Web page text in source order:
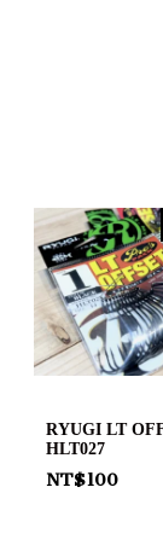
RYUGI LT
HLT027
NT$100